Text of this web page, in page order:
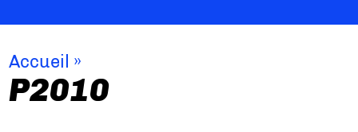
Accueil »
P2010